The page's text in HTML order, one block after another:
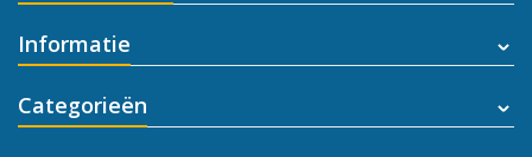
Informatie
Categorieën